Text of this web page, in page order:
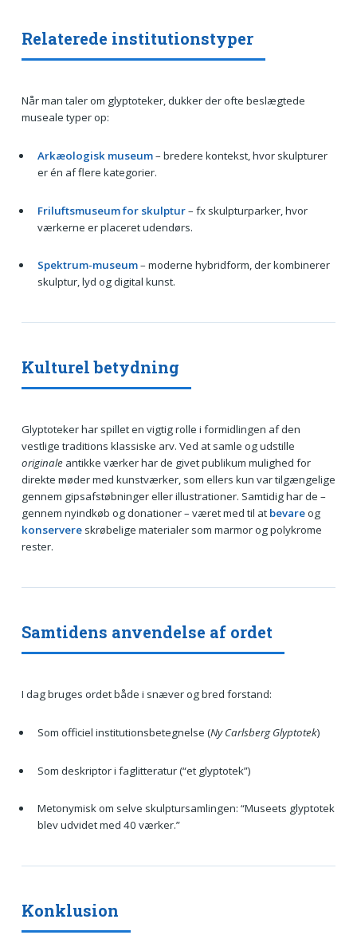
Relaterede institutionstyper
Når man taler om glyptoteker, dukker der ofte beslægtede
museale typer op:
Arkæologisk museum– bredere kontekst, hvor skulpturer
er én af flere kategorier.
Friluftsmuseum for skulptur– fx skulpturparker, hvor
værkerne er placeret udendørs.
Spektrum-museum– moderne hybridform, der kombinerer
skulptur, lyd og digital kunst.
Kulturel betydning
Glyptoteker har spillet en vigtig rolle i formidlingen af den
vestlige traditions klassiske arv. Ved at samle og udstille
originaleantikke værker har de givet publikum mulighed for
direkte møder med kunstværker, som ellers kun var tilgængelige
gennem gipsafstøbninger eller illustrationer. Samtidig har de –
gennem nyindkøb og donationer – været med til at bevareog
konservereskrøbelige materialer som marmor og polykrome
rester.
Samtidens anvendelse af ordet
I dag bruges ordet både i snæver og bred forstand:
Som officiel institutionsbetegnelse (Ny Carlsberg Glyptotek)
Som deskriptor i faglitteratur (“et glyptotek”)
Metonymisk om selve skulptursamlingen: “Museets glyptotek
blev udvidet med 40 værker.”
Konklusion